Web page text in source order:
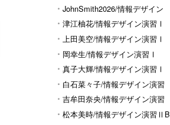
JohnSmith2026/情報デザイン
演習I
津江柚花/情報デザイン演習Ⅰ
上田美空/情報デザイン演習Ⅰ
岡幸生/情報デザイン演習Ⅰ
真子大輝/情報デザイン演習Ⅰ
白石菜々子/情報デザイン演習
Ⅰ 吉牟田奈央/情報デザイン演習
Ⅰ 松本美時/情報デザイン演習ⅡB